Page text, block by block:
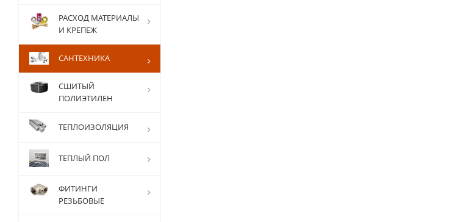
РАСХОД МАТЕРИАЛЫ
И КРЕПЕЖ
САНТЕХНИКА
СШИТЫЙ
ПОЛИЭТИЛЕН
ТЕПЛОИЗОЛЯЦИЯ
ТЕПЛЫЙ ПОЛ
ФИТИНГИ
РЕЗЬБОВЫЕ